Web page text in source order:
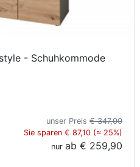
- Schuhkommode
unser Preis € 347,00
Sie sparen € 87,10 (≈ 25%)
nur ab € 259,90